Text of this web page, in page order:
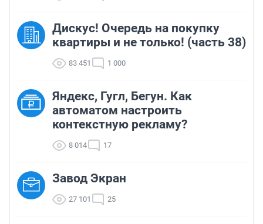
Дискус! Очередь на покупку
квартиры и не только! (часть 38)
83 451 1 000
Яндекс, Гугл, Бегун. Как
автоматом настроить
контекстную рекламу?
8 014 17
Завод Экран
27 101 25